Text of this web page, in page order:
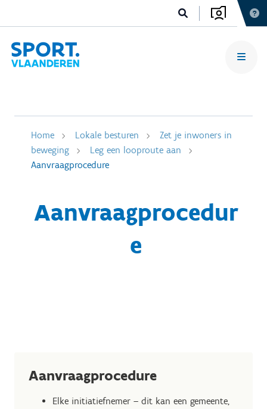
Home Lokale besturen
Zet je inwoners in
beweging
Leg een looproute aan
Aanvraagprocedure
Aanvraagprocedur
e
Aanvraagprocedure
Elke initiatiefnemer – dit kan een gemeente,